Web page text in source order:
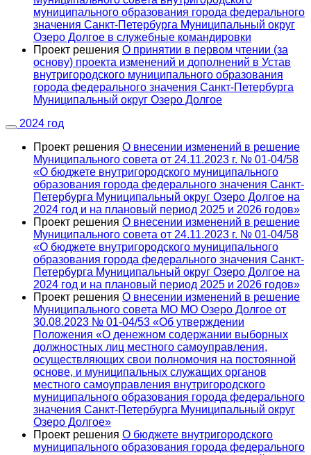
муниципального образования города федерального
значения Санкт-Петербурга Муниципальный округ
Озеро Долгое в служебные командировки
Проект решения О принятии в первом чтении (за
основу) проекта изменений и дополнений в Устав
внутригородского муниципального образования
города федерального значения Санкт-Петербурга
Муниципальный округ Озеро Долгое
2024 год
Проект решения О внесении изменений в решение
Муниципального совета от 24.11.2023 г. № 01-04/58
«О бюджете внутригородского муниципального
образования города федерального значения Санкт-
Петербурга Муниципальный округ Озеро Долгое на
2024 год и на плановый период 2025 и 2026 годов»
Проект решения О внесении изменений в решение
Муниципального совета от 24.11.2023 г. № 01-04/58
«О бюджете внутригородского муниципального
образования города федерального значения Санкт-
Петербурга Муниципальный округ Озеро Долгое на
2024 год и на плановый период 2025 и 2026 годов»
Проект решения О внесении изменений в решение
Муниципального совета МО МО Озеро Долгое от
30.08.2023 № 01-04/53 «Об утверждении
Положения «О денежном содержании выборных
должностных лиц местного самоуправления,
осуществляющих свои полномочия на постоянной
основе, и муниципальных служащих органов
местного самоуправления внутригородского
муниципального образования города федерального
значения Санкт-Петербурга Муниципальный округ
Озеро Долгое»
Проект решения О бюджете внутригородского
муниципального образования города федерального